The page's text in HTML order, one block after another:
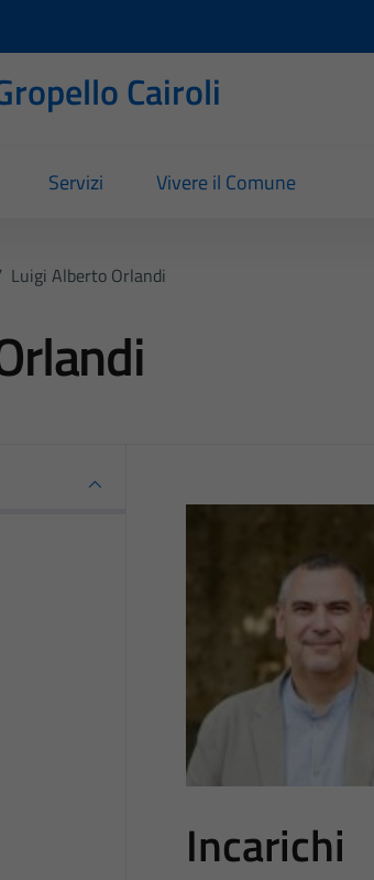
Cairoli
Servizi Vivere il Comune
Luigi Alberto Orlandi
Incarichi